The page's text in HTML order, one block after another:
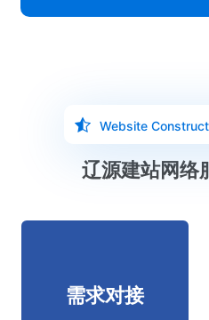
Website
辽源建站网络
需求对接